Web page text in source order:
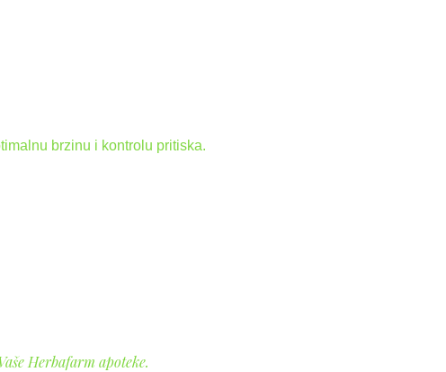
brzinu i kontrolu pritiska.
Herbafarm apoteke.